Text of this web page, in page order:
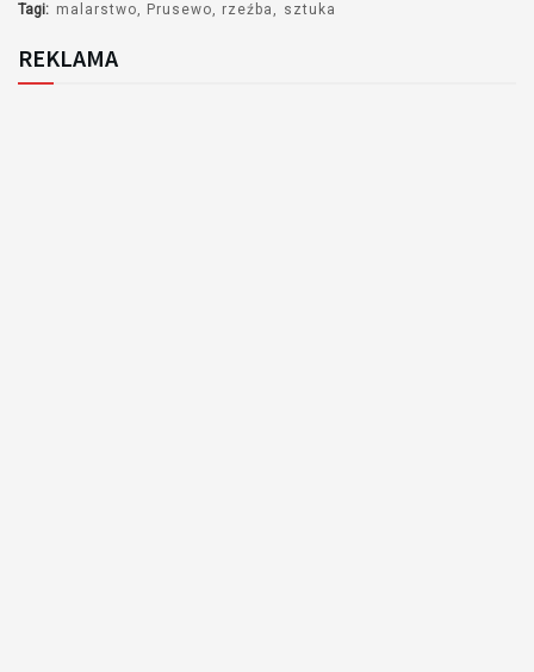
Tagi: malarstwo Prusewo rzeźba sztuka
REKLAMA